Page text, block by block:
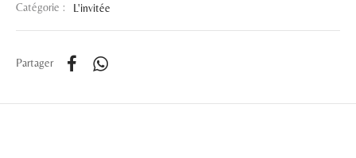
Catégorie : L'invitée
Partager